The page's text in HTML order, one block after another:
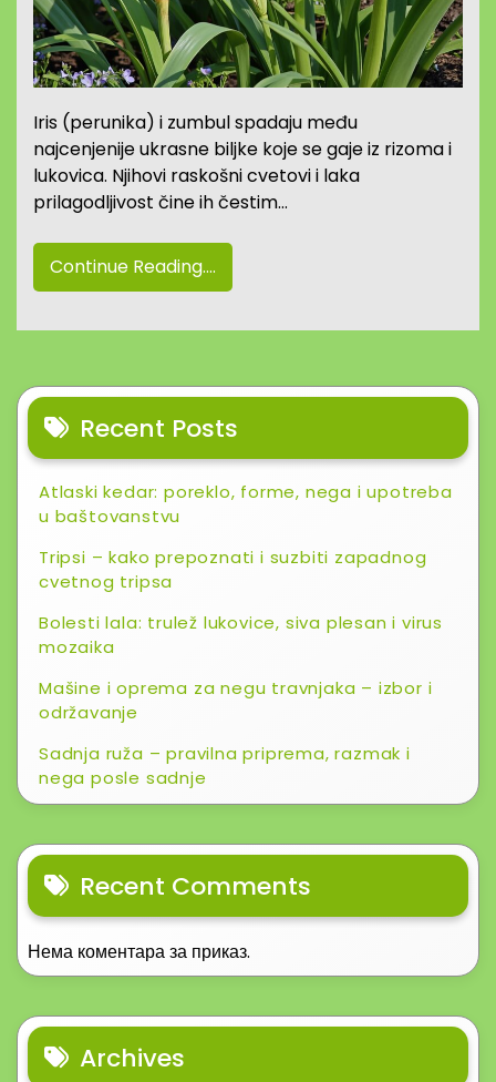
Iris (perunika) i zumbul spadaju među
najcenjenije ukrasne biljke koje se gaje iz rizoma i
lukovica. Njihovi raskošni cvetovi i laka
prilagodljivost čine ih čestim…
Continue Reading....
Recent Posts
Atlaski kedar: poreklo, forme, nega i upotreba
u baštovanstvu
Tripsi – kako prepoznati i suzbiti zapadnog
cvetnog tripsa
Bolesti lala: trulež lukovice, siva plesan i virus
mozaika
Mašine i oprema za negu travnjaka – izbor i
održavanje
Sadnja ruža – pravilna priprema, razmak i
nega posle sadnje
Recent Comments
Нема коментара за приказ.
Archives